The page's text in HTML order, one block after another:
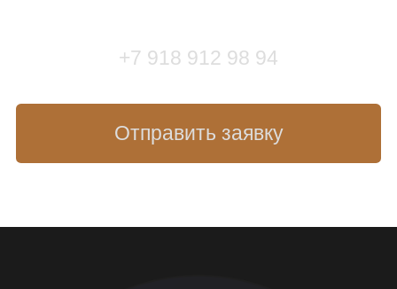
+7 918 912 98 94
Отправить заявку